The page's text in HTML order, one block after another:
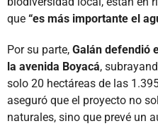
que “es más importante el
Por su parte, Galán defendió
la avenida Boyacá,
solo 20 hectáreas de las
aseguró que el proyecto no
naturales, sino que prevé un